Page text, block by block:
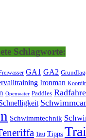
Schlagworte:
GA1 GA2
Ironman
Openwater Paddles
Schwimmtechnik
Test Tipps